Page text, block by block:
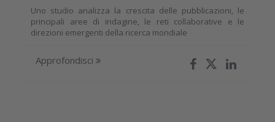
Uno studio analizza la crescita delle pubblicazioni, le
principali aree di indagine, le reti collaborative e le
direzioni emergenti della ricerca mondiale
Approfondisci